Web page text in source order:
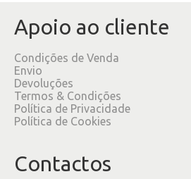
Apoio ao cliente
Condições de Venda
Envio
Devoluções
Termos & Condições
Política de Privacidade
Política de Cookies
Contactos